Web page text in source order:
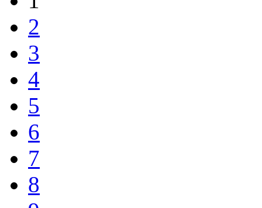
2
3
4
5
6
7
8